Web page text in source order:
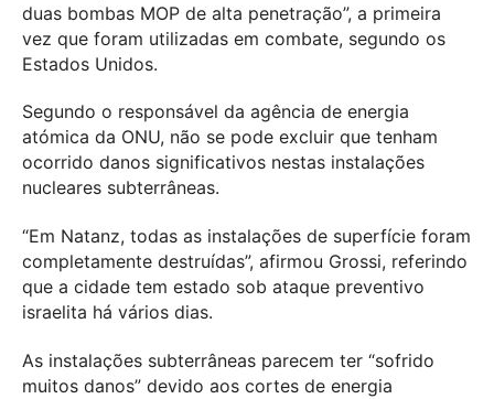
duas bombas MOP de alta penetração”, a primeira
vez que foram utilizadas em combate, segundo os
Estados Unidos.
Segundo o responsável da agência de energia
atómica da ONU, não se pode excluir que tenham
ocorrido danos significativos nestas instalações
nucleares subterrâneas.
“Em Natanz, todas as instalações de superfície foram
completamente destruídas”, afirmou Grossi, referindo
que a cidade tem estado sob ataque preventivo
israelita há vários dias.
As instalações subterrâneas parecem ter “sofrido
muitos danos” devido aos cortes de energia